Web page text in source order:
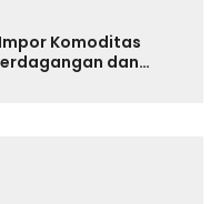
Komoditas
dan